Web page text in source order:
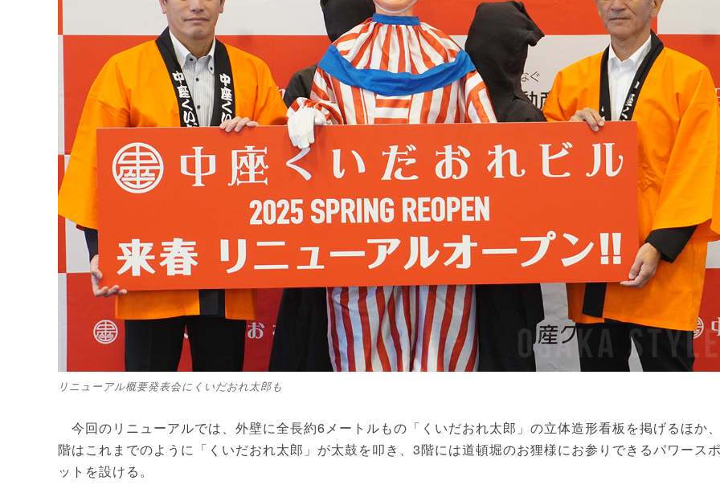
リニューアル概要発表会にくいだおれ太郎も
今回のリニューアルでは、外壁に全長約6メートルもの「くいだおれ太郎」の立体造形看板を掲げるほか
階はこれまでのように「くいだおれ太郎」が太鼓を叩き、3階には道頓堀のお狸様にお参りできるパワースポ
ットを設ける。